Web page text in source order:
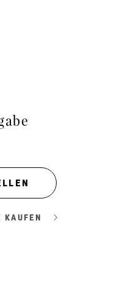
KAUFEN